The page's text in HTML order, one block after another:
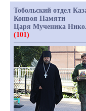
Тобольский отдел
Конвоя Памяти
Царя Мученика
(101)